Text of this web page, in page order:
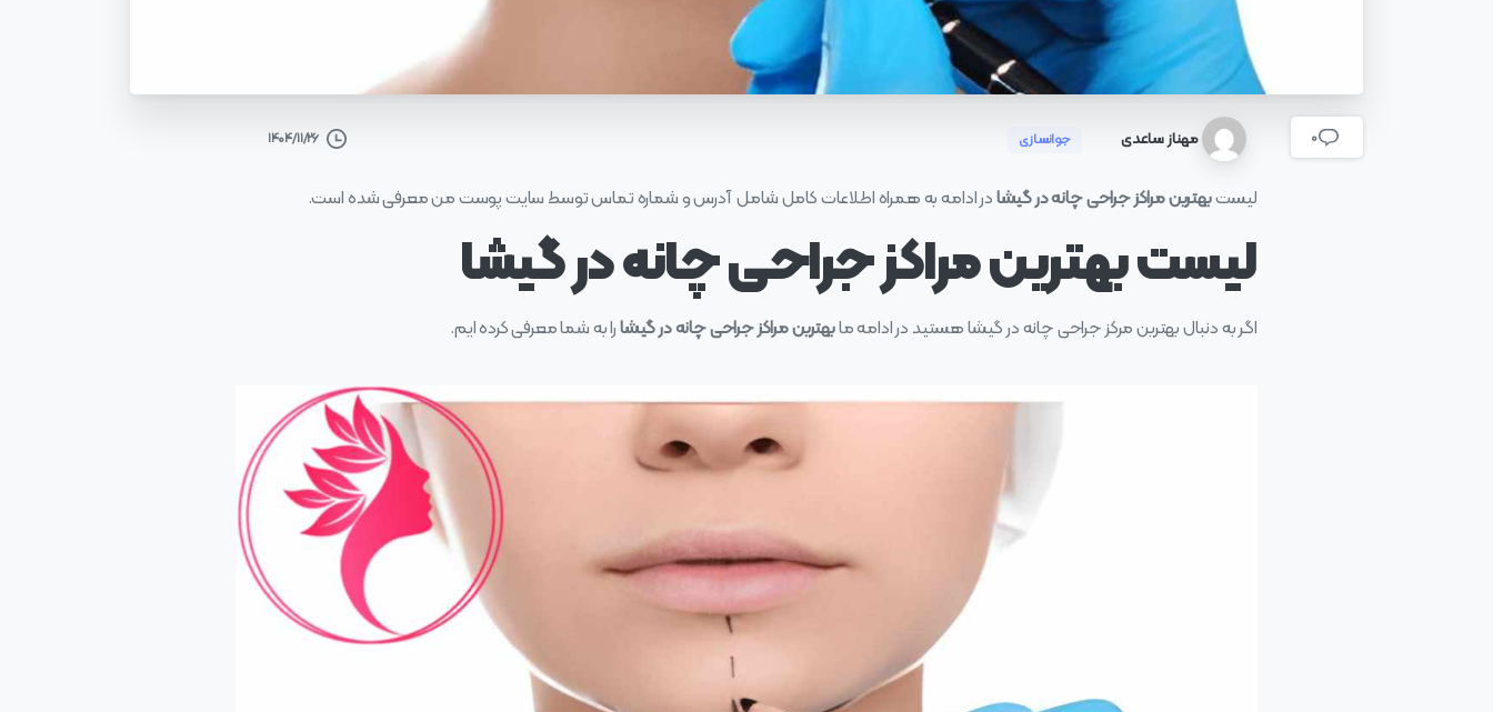
0 مهناز ساعدی جوانسازی ۱۴۰۴/۱۱/۲۶
لیستبهترین مراکز جراحی چانه در گیشادر ادامه به همراه اطلاعات کامل شامل آدرس و شماره تماس توسط سایت پوست من معرفی شده است.
لیست بهترین مراکز جراحی چانه در گیشا
اگر به دنبال بهترین مرکز جراحی چانه در گیشا هستید در ادامه مابهترین مراکز جراحی چانه در گیشارا به شما معرفی کرده ایم.